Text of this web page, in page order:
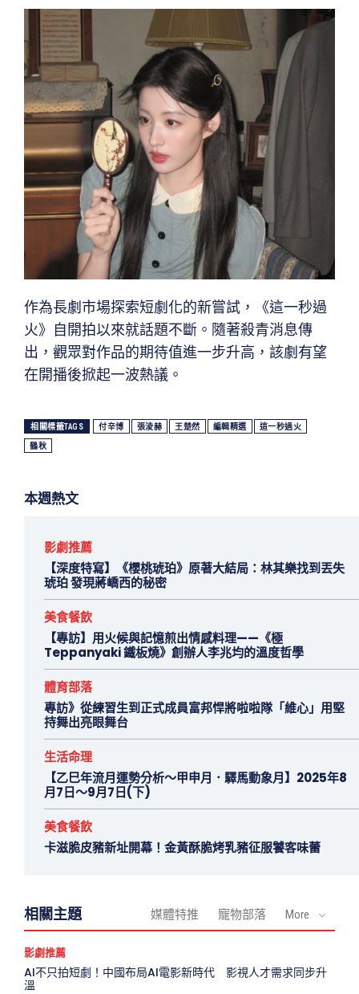
作為長劇市場探索短劇化的新嘗試，《這一秒過
火》自開拍以來就話題不斷。隨著殺青消息傳
出，觀眾對作品的期待值進一步升高，該劇有望
在開播後掀起一波熱議。
相關標籤TAGS 付辛博 張淩赫 王楚然 編輯精選 這一秒過火
鶴秋
本週熱文
影劇推薦
【深度特寫】《櫻桃琥珀》原著大結局：林其樂找到丟失
琥珀 發現蔣嶠西的秘密
美食餐飲
【專訪】用火候與記憶煎出情感料理——《極
Teppanyaki 鐵板燒》創辦人李兆均的溫度哲學
體育部落
專訪》從練習生到正式成員富邦悍將啦啦隊「維心」用堅
持舞出亮眼舞台
生活命理
【乙巳年流月運勢分析～甲申月．驛馬動象月】2025年8
月7日～9月7日(下)
美食餐飲
卡滋脆皮豬新址開幕！金黃酥脆烤乳豬征服饕客味蕾
相關主題 媒體特推 寵物部落 More
影劇推薦
AI不只拍短劇！中國布局AI電影新時代 影視人才需求同步升
溫